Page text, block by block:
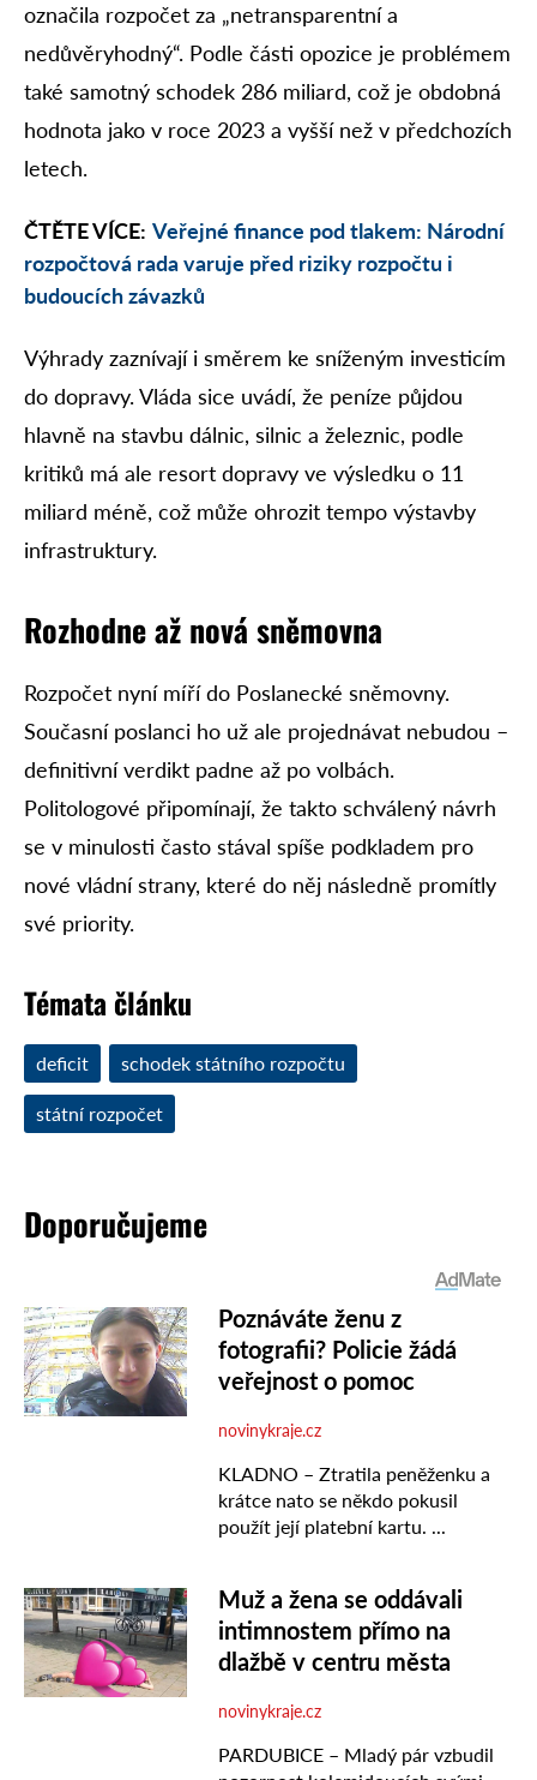
označila rozpočet za „netransparentní a
nedůvěryhodný“. Podle části opozice je problémem
také samotný schodek 286 miliard, což je obdobná
hodnota jako v roce 2023 a vyšší než v předchozích
letech.
ČTĚTE VÍCE: Veřejné finance pod tlakem: Národní
rozpočtová rada varuje před riziky rozpočtu i
budoucích závazků
Výhrady zaznívají i směrem ke sníženým investicím
do dopravy. Vláda sice uvádí, že peníze půjdou
hlavně na stavbu dálnic, silnic a železnic, podle
kritiků má ale resort dopravy ve výsledku o 11
miliard méně, což může ohrozit tempo výstavby
infrastruktury.
Rozhodne až nová sněmovna
Rozpočet nyní míří do Poslanecké sněmovny.
Současní poslanci ho už ale projednávat nebudou –
definitivní verdikt padne až po volbách.
Politologové připomínají, že takto schválený návrh
se v minulosti často stával spíše podkladem pro
nové vládní strany, které do něj následně promítly
své priority.
Témata článku
deficit schodek státního rozpočtu
státní rozpočet
Doporučujeme